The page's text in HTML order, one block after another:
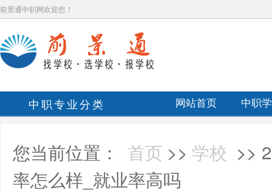
前景通中职网欢迎您！
中职专业分类 网站首页 中职
您当前位置： 首页 >> 学校 >>
率怎么样_就业率高吗